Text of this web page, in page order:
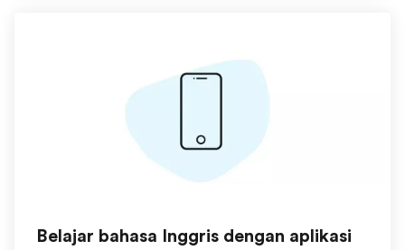
Belajar bahasa Inggris dengan aplikasi